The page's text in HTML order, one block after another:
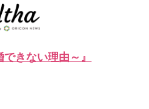
きない理由～』